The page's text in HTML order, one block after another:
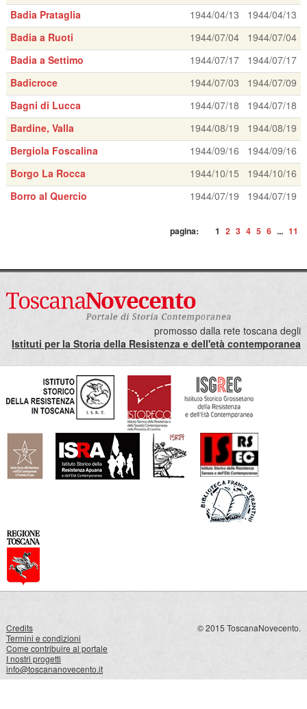
Badia Prataglia
1944/04/13
1944/04/13
Badia a Ruoti
1944/07/04
1944/07/04
Badia a Settimo
1944/07/17
1944/07/17
Badicroce
1944/07/03
1944/07/09
Bagni di Lucca
1944/07/18
1944/07/18
Bardine, Valla
1944/08/19
1944/08/19
Bergiola Foscalina
1944/09/16
1944/09/16
Borgo La Rocca
1944/10/15
1944/10/16
Borro al Quercio
1944/07/19 1944/07/19
pagina: 1 2 3 4 5 6 ... 11
promosso dalla rete toscana degli
Istituti per la Storia della Resistenza e dell'età contemporanea
Credits
Termini e condizioni
Come contribuire al portale
I nostri progetti
info@toscananovecento.it
© 2015 ToscanaNovecento.